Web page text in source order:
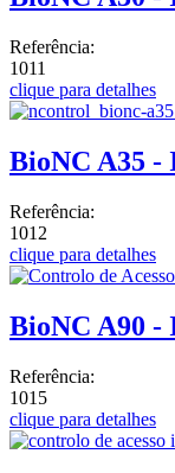
Referência:
1011
clique para detalhes
BioNC A35 -
Referência:
1012
clique para detalhes
BioNC A90 -
Referência:
1015
clique para detalhes